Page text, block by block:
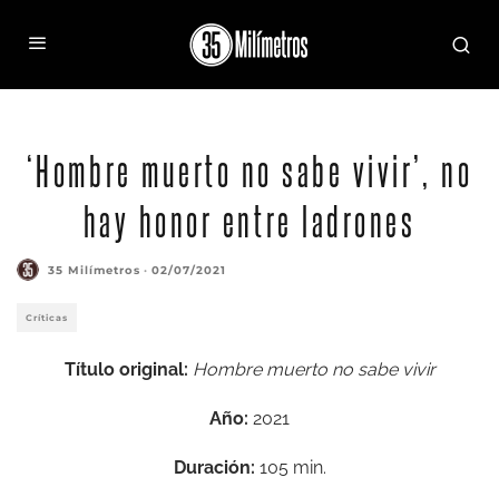
‘Hombre muerto no sabe vivir’, no
hay honor entre ladrones
35 Milímetros · 02/07/2021
Críticas
Título original: Hombre muerto no sabe vivir
Año: 2021
Duración: 105 min.